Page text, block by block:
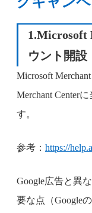
1.Microsoft
ウント開設
Microsoft
Merchant Center
す。
参考： https://
Google広告と異
要な点（Google